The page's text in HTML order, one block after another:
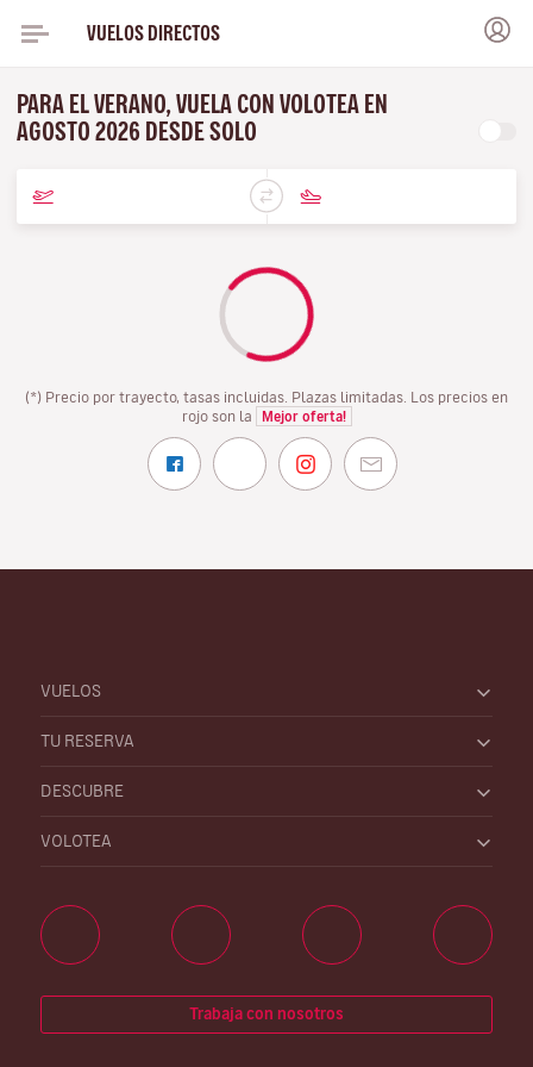
VUELOS DIRECTOS
PARA EL VERANO, VUELA CON VOLOTEA EN
AGOSTO 2026 DESDE SOLO
(*) Precio por trayecto, tasas incluidas. Plazas limitadas. Los precios en
rojo son la
Mejor oferta!
VUELOS
TU RESERVA
DESCUBRE
VOLOTEA
Trabaja con nosotros